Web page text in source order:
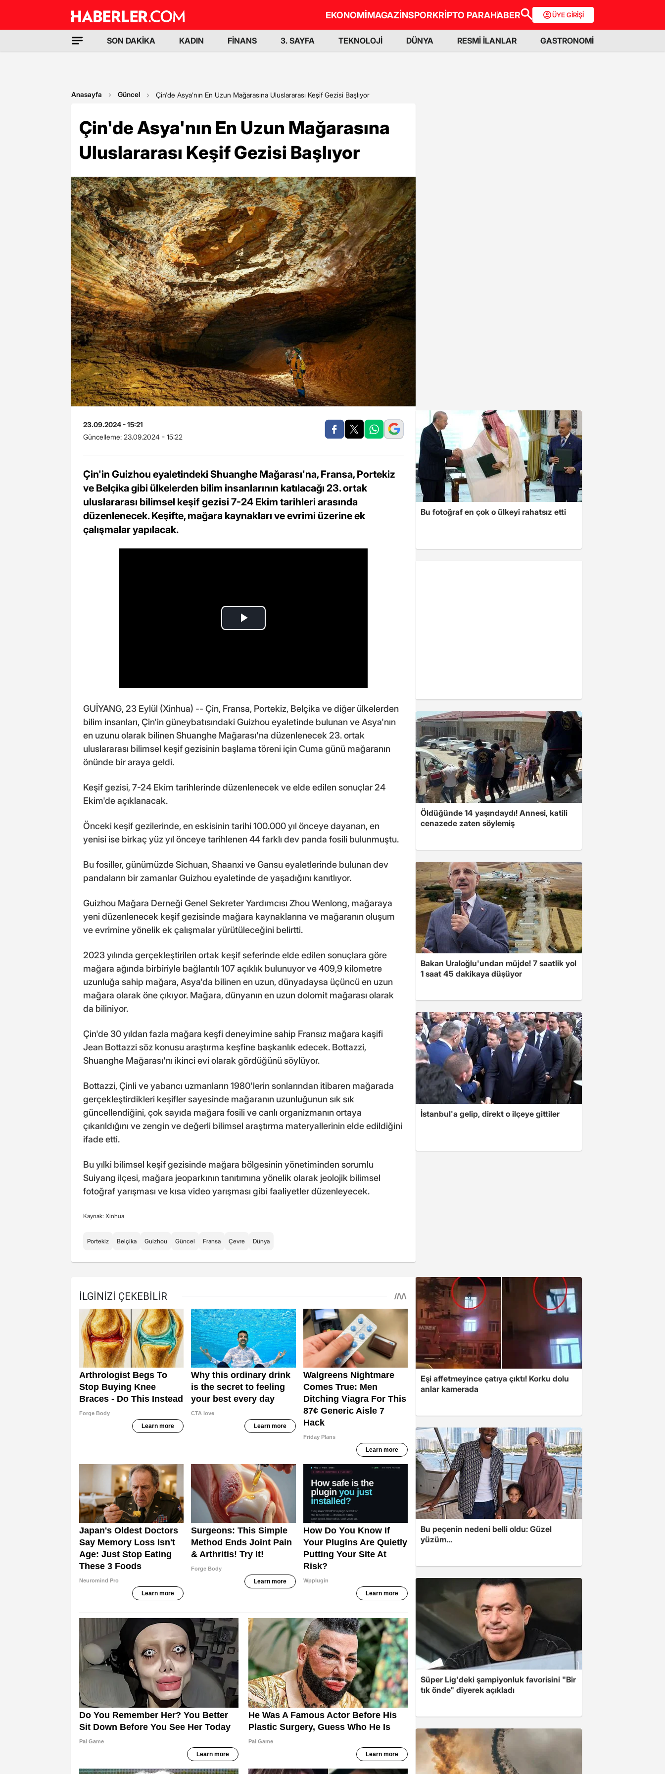
EKONOMİMAGAZİNSPORKRİPTO PARAHABER ÜYE GİRİŞİ
SON DAKİKA KADIN FİNANS 3. SAYFA TEKNOLOJİ DÜNYA RESMİ İLANLAR GASTRONOMİ
Anasayfa Güncel Çin'de Asya'nın En Uzun Mağarasına Uluslararası Keşif Gezisi Başlıyor
Çin'de Asya'nın En Uzun Mağarasına
Uluslararası Keşif Gezisi Başlıyor
23.09.2024 - 15:21
Güncelleme: 23.09.2024 - 15:22
Çin'in Guizhou eyaletindeki Shuanghe Mağarası'na, Fransa, Portekiz
ve Belçika gibi ülkelerden bilim insanlarının katılacağı 23. ortak
uluslararası bilimsel keşif gezisi 7-24 Ekim tarihleri arasında
düzenlenecek. Keşifte, mağara kaynakları ve evrimi üzerine ek
çalışmalar yapılacak.
GUİYANG, 23 Eylül (Xinhua) -- Çin, Fransa, Portekiz, Belçika ve diğer ülkelerden
bilim insanları, Çin'in güneybatısındaki Guizhou eyaletinde bulunan ve Asya'nın
en uzunu olarak bilinen Shuanghe Mağarası'na düzenlenecek 23. ortak
uluslararası bilimsel keşif gezisinin başlama töreni için Cuma günü mağaranın
önünde bir araya geldi.
Keşif gezisi, 7-24 Ekim tarihlerinde düzenlenecek ve elde edilen sonuçlar 24
Ekim'de açıklanacak.
Önceki keşif gezilerinde, en eskisinin tarihi 100.000 yıl önceye dayanan, en
yenisi ise birkaç yüz yıl önceye tarihlenen 44 farklı dev panda fosili bulunmuştu.
Bu fosiller, günümüzde Sichuan, Shaanxi ve Gansu eyaletlerinde bulunan dev
pandaların bir zamanlar Guizhou eyaletinde de yaşadığını kanıtlıyor.
Guizhou Mağara Derneği Genel Sekreter Yardımcısı Zhou Wenlong, mağaraya
yeni düzenlenecek keşif gezisinde mağara kaynaklarına ve mağaranın oluşum
ve evrimine yönelik ek çalışmalar yürütüleceğini belirtti.
2023 yılında gerçekleştirilen ortak keşif seferinde elde edilen sonuçlara göre
mağara ağında birbiriyle bağlantılı 107 açıklık bulunuyor ve 409,9 kilometre
uzunluğa sahip mağara, Asya'da bilinen en uzun, dünyadaysa üçüncü en uzun
mağara olarak öne çıkıyor. Mağara, dünyanın en uzun dolomit mağarası olarak
da biliniyor.
Çin'de 30 yıldan fazla mağara keşfi deneyimine sahip Fransız mağara kaşifi
Jean Bottazzi söz konusu araştırma keşfine başkanlık edecek. Bottazzi,
Shuanghe Mağarası'nı ikinci evi olarak gördüğünü söylüyor.
Bottazzi, Çinli ve yabancı uzmanların 1980'lerin sonlarından itibaren mağarada
gerçekleştirdikleri keşifler sayesinde mağaranın uzunluğunun sık sık
güncellendiğini, çok sayıda mağara fosili ve canlı organizmanın ortaya
çıkarıldığını ve zengin ve değerli bilimsel araştırma materyallerinin elde edildiğini
ifade etti.
Bu yılki bilimsel keşif gezisinde mağara bölgesinin yönetiminden sorumlu
Suiyang ilçesi, mağara jeoparkının tanıtımına yönelik olarak jeolojik bilimsel
fotoğraf yarışması ve kısa video yarışması gibi faaliyetler düzenleyecek.
Kaynak: Xinhua
Portekiz Belçika Guizhou Güncel Fransa Çevre Dünya
Bu fotoğraf en çok o ülkeyi rahatsız etti
Öldüğünde 14 yaşındaydı! Annesi, katili
cenazede zaten söylemiş
Bakan Uraloğlu'undan müjde! 7 saatlik yol
1 saat 45 dakikaya düşüyor
İstanbul'a gelip, direkt o ilçeye gittiler
Eşi affetmeyince çatıya çıktı! Korku dolu
anlar kamerada
Bu peçenin nedeni belli oldu: Güzel
yüzüm...
Süper Lig'deki şampiyonluk favorisini "Bir
tık önde" diyerek açıkladı